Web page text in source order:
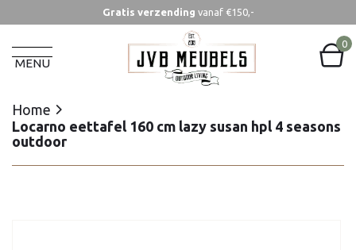
Gratis verzending vanaf €150,-
MENU
0
Home
Locarno eettafel 160 cm lazy susan hpl 4 seasons
outdoor
Home
Locarno eettafel 160 cm lazy susan hpl 4 seasons
outdoor